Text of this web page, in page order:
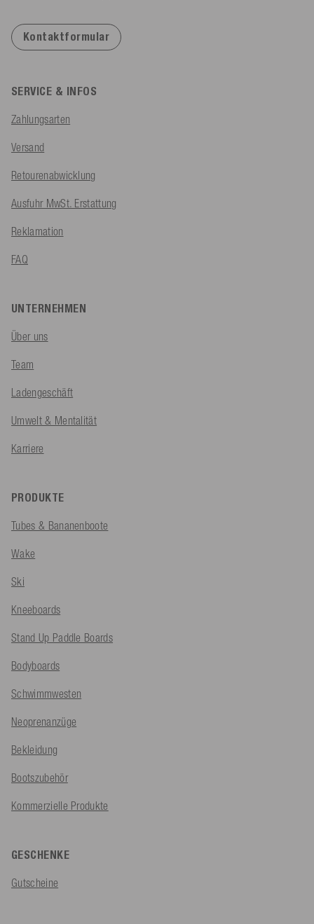
Kontaktformular
SERVICE & INFOS
Zahlungsarten
Versand
Retourenabwicklung
Ausfuhr MwSt. Erstattung
Reklamation
FAQ
UNTERNEHMEN
Über uns
Team
Ladengeschäft
Umwelt & Mentalität
Karriere
PRODUKTE
Tubes & Bananenboote
Wake
Ski
Kneeboards
Stand Up Paddle Boards
Bodyboards
Schwimmwesten
Neoprenanzüge
Bekleidung
Bootszubehör
Kommerzielle Produkte
GESCHENKE
Gutscheine